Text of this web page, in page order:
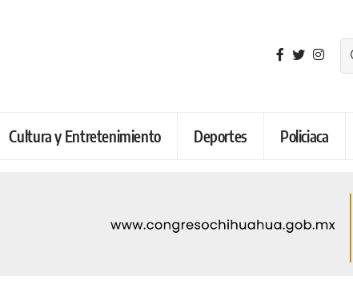
Cultura y Entretenimiento Deportes Policiaca